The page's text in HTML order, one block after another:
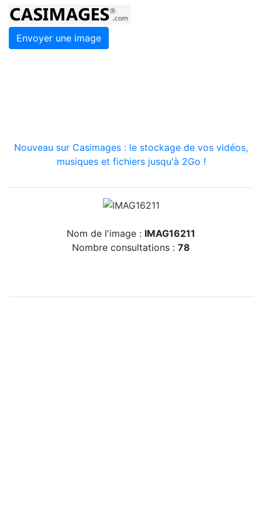
Envoyer une image
Nouveau sur Casimages : le stockage de vos vidéos,
musiques et fichiers jusqu'à 2Go !
Nom de l'image : IMAG16211
Nombre consultations : 78